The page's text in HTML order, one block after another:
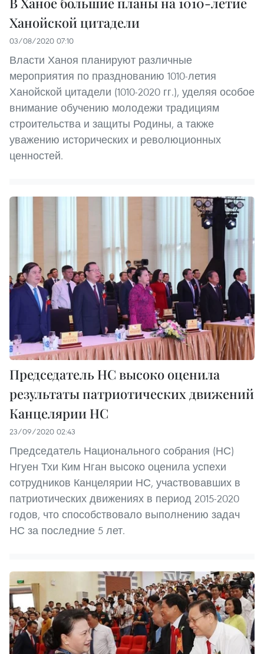
Ханойской цитадели
03/08/2020 07:10
Власти Ханоя планируют различные
мероприятия по празднованию 1010-летия
Ханойской цитадели (1010-2020 гг.), уделяя особое
внимание обучению молодежи традициям
строительства и защиты Родины, а также
уважению исторических и революционных
ценностей.
Председатель НС высоко оценила
результаты патриотических движений
Канцелярии НС
23/09/2020 02:43
Председатель Национального собрания (НС)
Нгуен Тхи Ким Нган высоко оценила успехи
сотрудников Канцелярии НС, участвовавших в
патриотических движениях в период 2015-2020
годов, что способствовало выполнению задач
НС за последние 5 лет.